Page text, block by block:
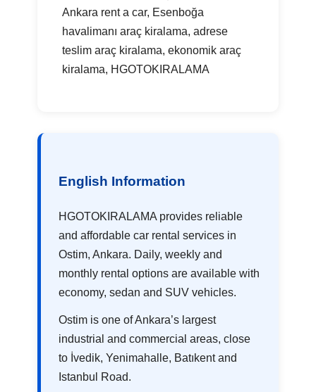
Ankara rent a car, Esenboğa
havalimanı araç kiralama, adrese
teslim araç kiralama, ekonomik araç
kiralama, HGOTOKIRALAMA
English Information
HGOTOKIRALAMA provides reliable
and affordable car rental services in
Ostim, Ankara. Daily, weekly and
monthly rental options are available with
economy, sedan and SUV vehicles.
Ostim is one of Ankara’s largest
industrial and commercial areas, close
to İvedik, Yenimahalle, Batıkent and
Istanbul Road.